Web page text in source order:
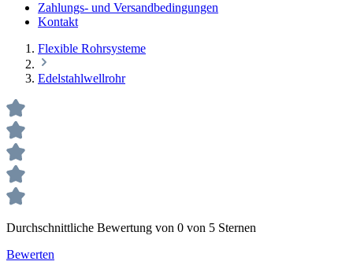
Zahlungs- und Versandbedingungen
Kontakt
Flexible Rohrsysteme
Edelstahlwellrohr
Durchschnittliche Bewertung von 0 von 5 Sternen
Bewerten